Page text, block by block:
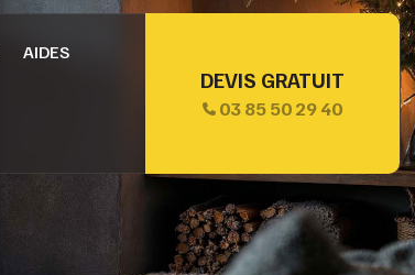
AIDES
DEVIS GRATUIT
03 85 50 29 40